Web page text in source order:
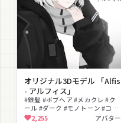
オリジナル3Dモデル 「Alfis
- アルフィス」
#銀髪 #ボブヘア #メカクレ #ク
ール #ダーク #モノトーン #コー
ト #中性的 #オリジナル #武器
2,255 アバター